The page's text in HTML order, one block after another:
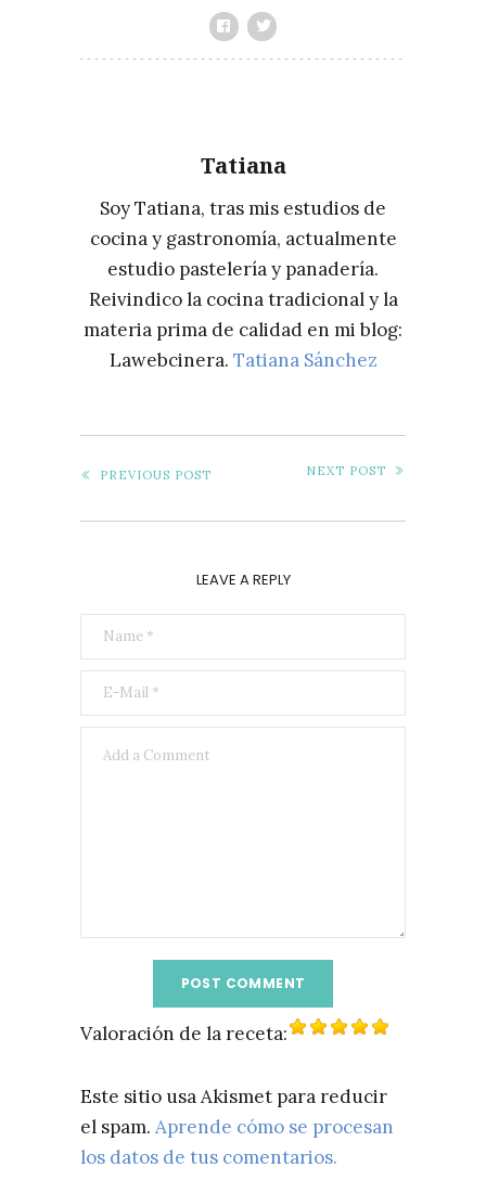
TÉCNICAS
DE
ROBERT
RUIZ
Tatiana
Soy Tatiana, tras mis estudios de
cocina y gastronomía, actualmente
estudio pastelería y panadería.
Reivindico la cocina tradicional y la
materia prima de calidad en mi blog:
Lawebcinera. Tatiana Sánchez
PREVIOUS POST NEXT POST
LEAVE A REPLY
Valoración de la receta:
Este sitio usa Akismet para reducir
el spam. Aprende cómo se procesan
los datos de tus comentarios.